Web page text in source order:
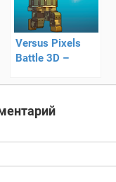
Versus Pixels
Battle 3D –
противостояние